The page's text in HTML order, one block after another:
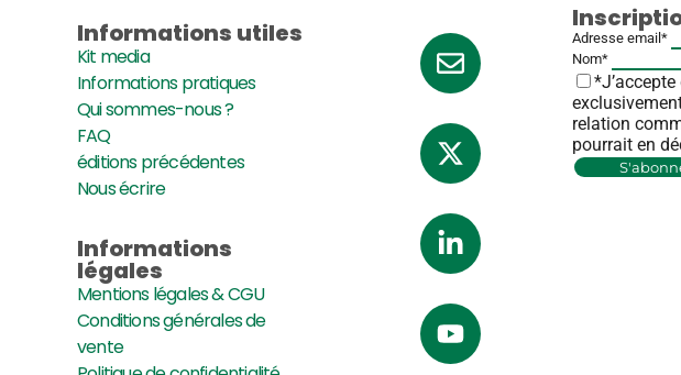
Informations utiles
Kit media
Informations pratiques
Qui sommes-nous ?
FAQ
éditions précédentes
Nous écrire
Informations
légales
Mentions légales & CGU
Conditions générales de
vente
Adresse email*
Nom*
relation
pourrait en